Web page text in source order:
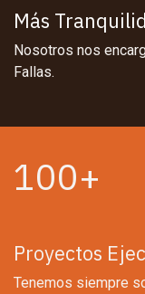
Más
Nosotros nos
Fallas.
100+
Proyectos
Tenemos siempre